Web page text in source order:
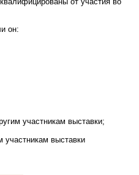
он:
участникам выставки;
участникам выставки